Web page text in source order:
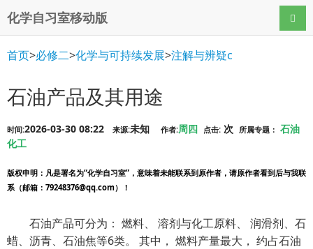
化学自习室移动版 导航
首页>必修二>化学与可持续发展>注解与辨疑c
石油产品及其用途
时间:2026-03-30 08:22 来源:未知 作者:周四 点击: 次 所属专题： 石油
化工
版权申明 ：凡是署名为“化学自习室”，意味着未能联系到原作者，请原作者看到后与我联
系（邮箱：79248376@qq.com）！
石油产品可分为： 燃料、 溶剂与化工原料、 润滑剂、石
蜡、沥青、石油焦等6类。 其中， 燃料产量最大， 约占石油